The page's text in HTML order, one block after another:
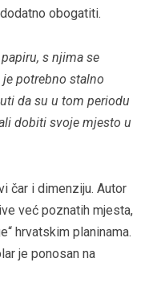
obogatiti.
s njima se
potrebno stalno
da su u tom periodu
dobiti svoje mjesto u
čar i dimenziju. Autor
već poznatih mjesta,
hrvatskim planinama.
je ponosan na